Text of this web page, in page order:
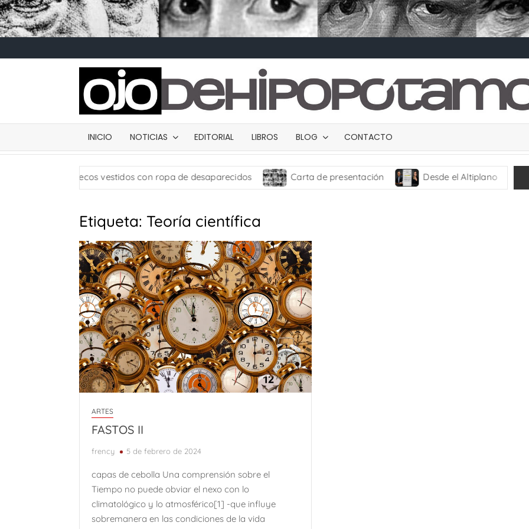
INICIO NOTICIAS EDITORIAL LIBROS BLOG CONTACTO
muñecos vestidos con ropa de desaparecidos Carta de presentación Desde el Altiplano
Etiqueta: Teoría científica
ARTES
FASTOS II
frency 5 de febrero de 2024
capas de cebolla Una comprensión sobre el
Tiempo no puede obviar el nexo con lo
climatológico y lo atmosférico[1] -que influye
sobremanera en las condiciones de la vida